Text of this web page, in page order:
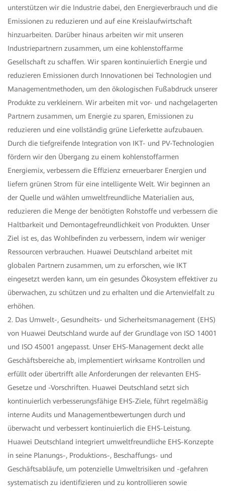
unterstützen wir die Industrie dabei, den Energieverbrauch und die
Emissionen zu reduzieren und auf eine Kreislaufwirtschaft
hinzuarbeiten. Darüber hinaus arbeiten wir mit unseren
Industriepartnern zusammen, um eine kohlenstoffarme
Gesellschaft zu schaffen. Wir sparen kontinuierlich Energie und
reduzieren Emissionen durch Innovationen bei Technologien und
Managementmethoden, um den ökologischen Fußabdruck unserer
Produkte zu verkleinern. Wir arbeiten mit vor- und nachgelagerten
Partnern zusammen, um Energie zu sparen, Emissionen zu
reduzieren und eine vollständig grüne Lieferkette aufzubauen.
Durch die tiefgreifende Integration von IKT- und PV-Technologien
fördern wir den Übergang zu einem kohlenstoffarmen
Energiemix, verbessern die Effizienz erneuerbarer Energien und
liefern grünen Strom für eine intelligente Welt. Wir beginnen an
der Quelle und wählen umweltfreundliche Materialien aus,
reduzieren die Menge der benötigten Rohstoffe und verbessern die
Haltbarkeit und Demontagefreundlichkeit von Produkten. Unser
Ziel ist es, das Wohlbefinden zu verbessern, indem wir weniger
Ressourcen verbrauchen. Huawei Deutschland arbeitet mit
globalen Partnern zusammen, um zu erforschen, wie IKT
eingesetzt werden kann, um ein gesundes Ökosystem effektiver zu
überwachen, zu schützen und zu erhalten und die Artenvielfalt zu
erhöhen.
2. Das Umwelt-, Gesundheits- und Sicherheitsmanagement (EHS)
von Huawei Deutschland wurde auf der Grundlage von ISO 14001
und ISO 45001 angepasst. Unser EHS-Management deckt alle
Geschäftsbereiche ab, implementiert wirksame Kontrollen und
erfüllt oder übertrifft alle Anforderungen der relevanten EHS-
Gesetze und -Vorschriften. Huawei Deutschland setzt sich
kontinuierlich verbesserungsfähige EHS-Ziele, führt regelmäßig
interne Audits und Managementbewertungen durch und
überwacht und verbessert kontinuierlich die EHS-Leistung.
Huawei Deutschland integriert umweltfreundliche EHS-Konzepte
in seine Planungs-, Produktions-, Beschaffungs- und
Geschäftsabläufe, um potenzielle Umweltrisiken und -gefahren
systematisch zu identifizieren und zu kontrollieren sowie